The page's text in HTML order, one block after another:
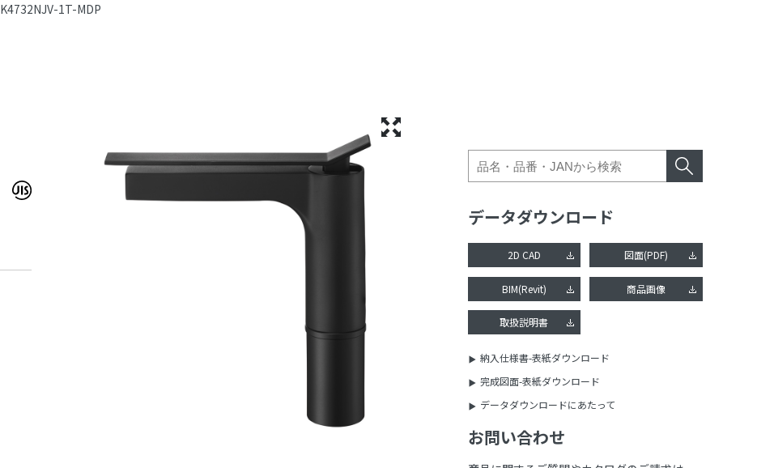
K4732NJV-1T-MDP
データダウンロード
2D CAD 図面(PDF)
BIM(Revit) 商品画像
取扱説明書
納入仕様書-表紙ダウンロード
完成図面-表紙ダウンロード
データダウンロードにあたって
お問い合わせ